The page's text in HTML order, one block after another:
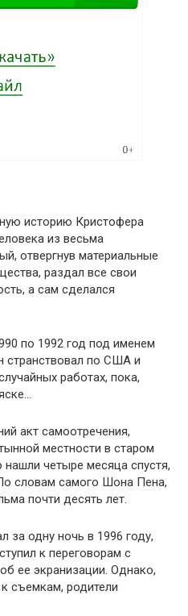
историю Кристофера
из весьма
отвергнув материальные
раздал все свои
а сам сделался
по 1992 год под именем
странствовал по США и
работах, пока,
акт самоотречения,
местности в старом
четыре месяца спустя,
словам самого Шона Пена,
почти десять лет.
за одну ночь в 1996 году,
к переговорам с
ее экранизации. Однако,
съемкам, родители